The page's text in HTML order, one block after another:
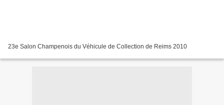
23e Salon Champenois du Véhicule de Collection de Reims 2010